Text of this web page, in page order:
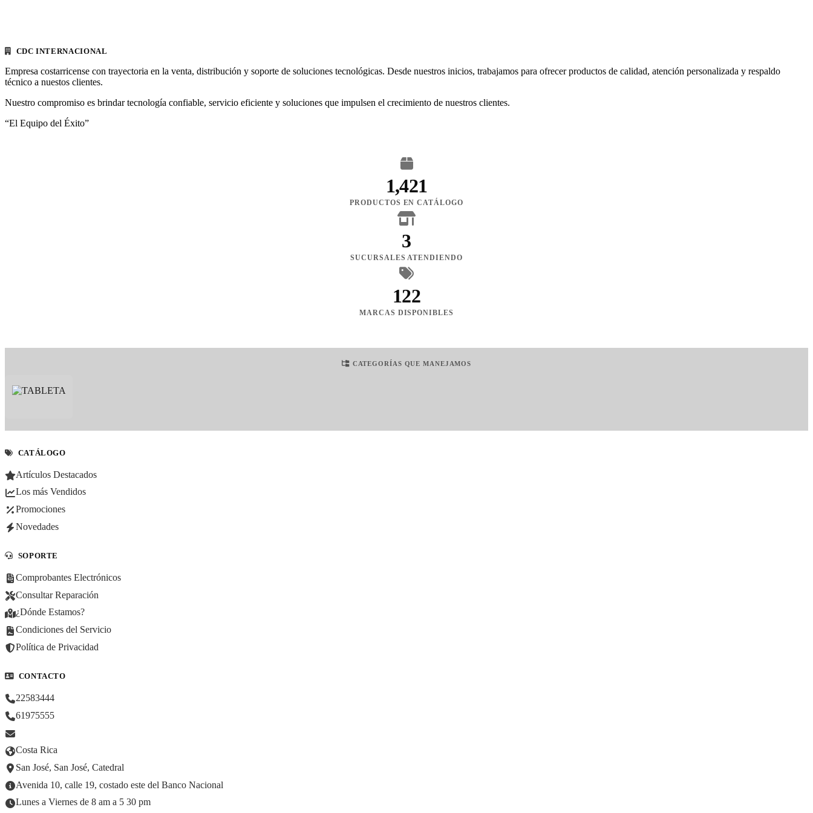
CDC INTERNACIONAL
Empresa costarricense con trayectoria en la venta, distribución y soporte de soluciones tecnológicas. Desde nuestros inicios, trabajamos para ofrecer productos de calidad, atención personalizada y respaldo
técnico a nuestos clientes.
Nuestro compromiso es brindar tecnología confiable, servicio eficiente y soluciones que impulsen el crecimiento de nuestros clientes.
“El Equipo del Éxito”
1,421
PRODUCTOS EN CATÁLOGO
3
SUCURSALES ATENDIENDO
122
MARCAS DISPONIBLES
CATEGORÍAS QUE MANEJAMOS
CATÁLOGO
Artículos Destacados
Los más Vendidos
Promociones
Novedades
SOPORTE
Comprobantes Electrónicos
Consultar Reparación
¿Dónde Estamos?
Condiciones del Servicio
Política de Privacidad
CONTACTO
22583444
61975555
Costa Rica
San José, San José, Catedral
Avenida 10, calle 19, costado este del Banco Nacional
Lunes a Viernes de 8 am a 5 30 pm